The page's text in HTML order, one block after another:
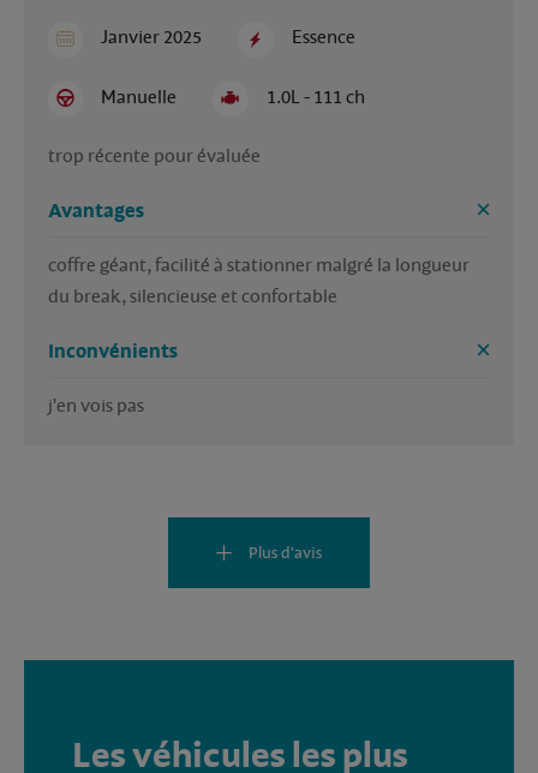
Janvier 2025 Essence
Manuelle 1.0L - 111 ch
trop récente pour évaluée
Avantages
coffre géant, facilité à stationner malgré la longueur
du break, silencieuse et confortable
Inconvénients
j'en vois pas
Plus d'avis
Les véhicules les plus